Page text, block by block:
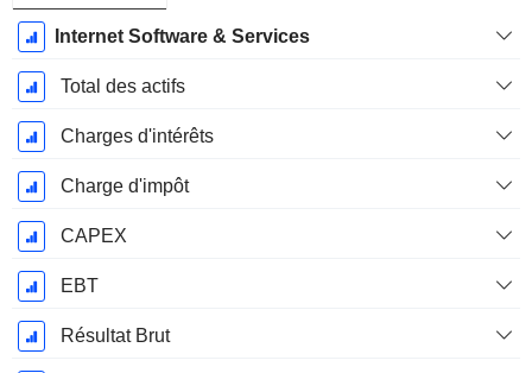
Décembre
Internet Software & Services
Total des actifs
Charges d'intérêts
Charge d'impôt
CAPEX
EBT
Résultat Brut